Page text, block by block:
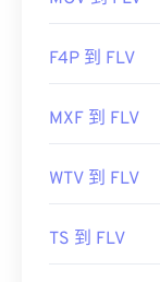
F4P 到 FLV
MXF 到 FLV
WTV 到 FLV
TS 到 FLV